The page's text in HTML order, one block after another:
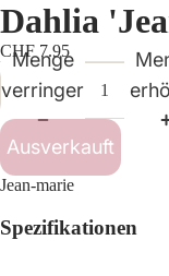
Dahlia
CHF 7.95
Menge
verringern
Ausverkauft
Jean-marie
Spezifikationen